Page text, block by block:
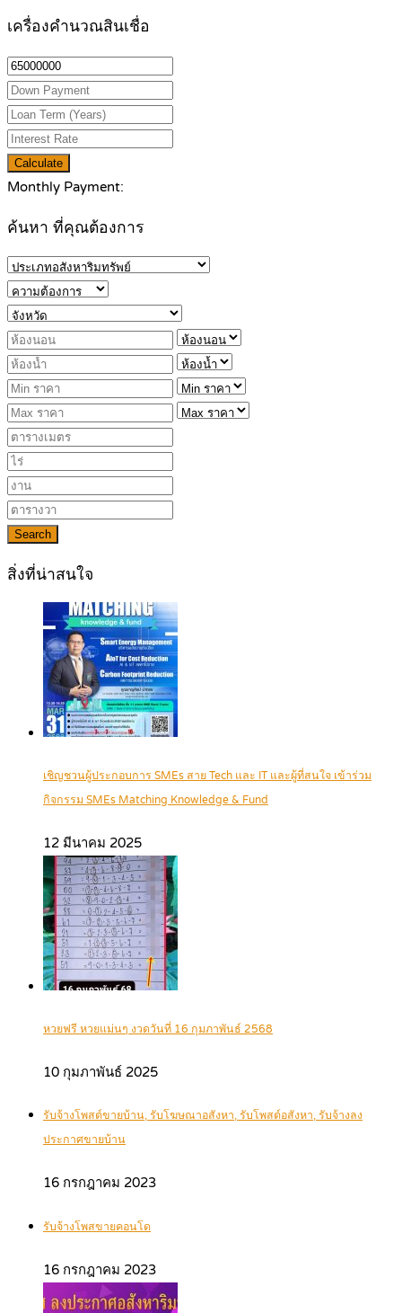
เครื่องคำนวณสินเชื่อ
Calculate
Monthly Payment:
ค้นหา ที่คุณต้องการ
Search
สิ่งที่น่าสนใจ
เชิญชวนผู้ประกอบการ SMEs สาย Tech และ IT และผู้ที่สนใจ เข้าร่วม
กิจกรรม SMEs Matching Knowledge & Fund
12 มีนาคม 2025
หวยฟรี หวยแม่นๆ งวดวันที่ 16 กุมภาพันธ์ 2568
10 กุมภาพันธ์ 2025
รับจ้างโพสต์ขายบ้าน, รับโฆษณาอสังหา, รับโพสต์อสังหา, รับจ้างลง
ประกาศขายบ้าน
16 กรกฎาคม 2023
รับจ้างโพสขายคอนโด
16 กรกฎาคม 2023